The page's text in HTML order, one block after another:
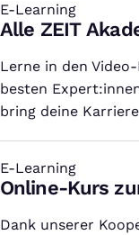
E-Learning
:
Alle ZEIT
Lerne in den
besten
bring deine
E-Learning
:
Online-Kurs
Dank unserer